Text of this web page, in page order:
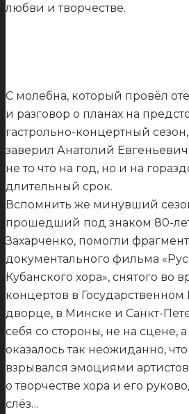
любви и творчестве.
С молебна, который провёл
и разговор о планах на
гастрольно-концертный
заверил Анатолий
не то что на год, но и на
длительный срок.
Вспомнить же минувший
прошедший под знаком 80-
Захарченко, помогли
документального фильма
Кубанского хора», снятого во
концертов в
дворце, в Минске и Санкт-
себя со стороны, не на сцене,
оказалось так неожиданно,
взрывался эмоциями
о творчестве хора и его
слёз…